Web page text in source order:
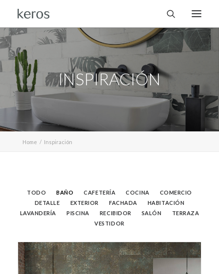
INSPIRACIÓN
Home Inspiración
TODO BAÑO CAFETERÍA COCINA
COMERCIO
DETALLE
EXTERIOR FACHADA
HABITACIÓN
LAVANDERÍA
PISCINA RECIBIDOR SALÓN
TERRAZA
VESTIDOR